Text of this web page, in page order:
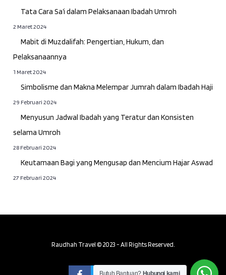
Tata Cara Sa’i dalam Pelaksanaan Ibadah Umroh
2 Maret 2024
Mabit di Muzdalifah: Pengertian, Hukum, dan
Pelaksanaannya
1 Maret 2024
Simbolisme dan Makna Melempar Jumrah dalam Ibadah Haji
29 Februari 2024
Menyusun Jadwal Ibadah yang Teratur dan Konsisten
selama Umroh
28 Februari 2024
Keutamaan Bagi yang Mengusap dan Mencium Hajar Aswad
27 Februari 2024
Raudhah Travel © 2023 - All Rights Reserved.
Butuh Bantuan? Hubungi kami